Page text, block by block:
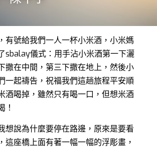
有號給我們一人一杯小米酒，小米媽
sbalay儀式：用手沾小米酒第一下灑
撒在中間，第三下撒在地上，然後小
一起禱告，祝福我們這趟旅程平安順
酒喝掉，雖然只有喝一口，但想米酒
！
想說為什麼要停在路邊，原來是要看
這座橋上面有著一幅一幅的浮彫畫，